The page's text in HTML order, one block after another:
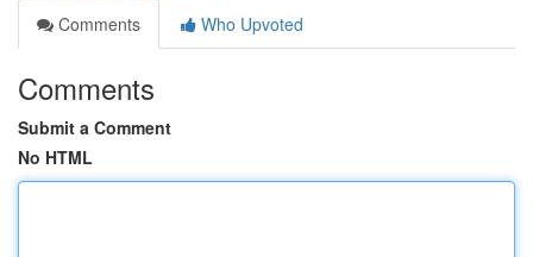
Comments
Who Upvoted
Comments
Submit a Comment
No HTML